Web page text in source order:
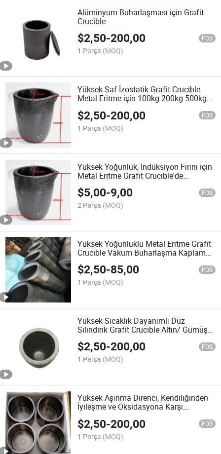
Alüminyum Buharlaşması için Grafit
Crucible
$2,50-200,00 FOB
1 Parça (MOQ)
Yüksek Saf İzostatik Grafit Crucible
Metal Eritme için 100kg 200kg 500kg
$2,50-200,00 FOB
1 Parça (MOQ)
Yüksek Yoğunluk, Indüksiyon Fırını için
Metal Eritme Grafit Crucible'de
Kullanılır
$5,00-9,00 FOB
2 Parça (MOQ)
Yüksek Yoğunluklu Metal Eritme Grafit
Crucible Vakum Buharlaşma Kaplama
için
$2,50-85,00 FOB
1 Parça (MOQ)
Yüksek Sıcaklık Dayanımlı Düz
Silindirik Grafit Crucible Altın/ Gümüş
Eritme için
$2,50-200,00 FOB
1 Parça (MOQ)
Yüksek Aşınma Direnci, Kendiliğinden
İyileşme ve Oksidasyona Karşı
için
$2,50-200,00 FOB
1 Parça (MOQ)